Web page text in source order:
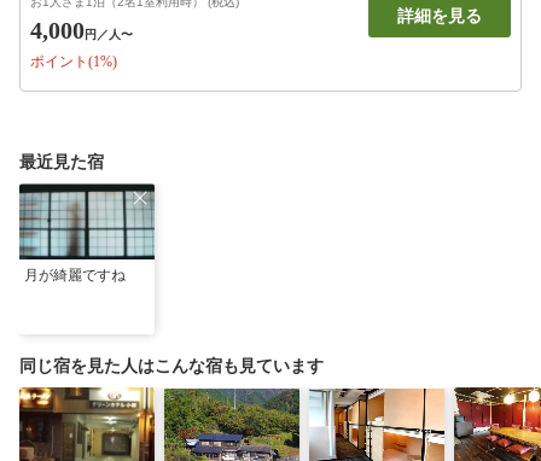
4,000円 ／人〜
ポイント(1%)
詳細を見る
最近見た宿
月が綺麗ですね
同じ宿を見た人はこんな宿も見ています